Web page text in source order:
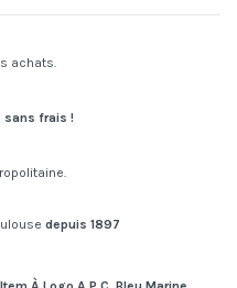
achats.
sans frais !
depuis 1897